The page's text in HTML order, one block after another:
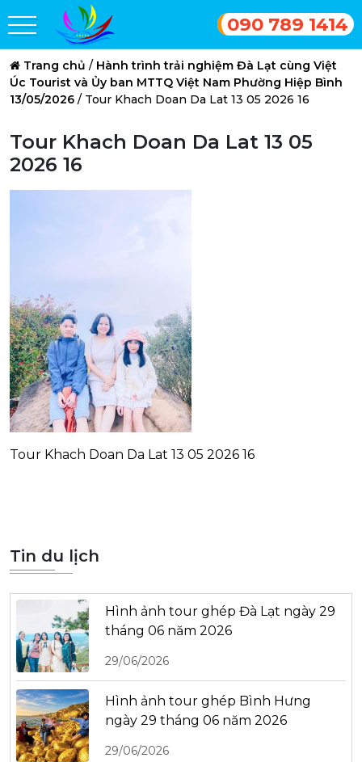
090 789 1414
Trang chủ / Hành trình trải nghiệm Đà Lạt cùng Việt
Úc Tourist và Ủy ban MTTQ Việt Nam Phường Hiệp Bình
13/05/2026 / Tour Khach Doan Da Lat 13 05 2026 16
Tour Khach Doan Da Lat 13 05
2026 16
Tour Khach Doan Da Lat 13 05 2026 16
Tin du lịch
Hình ảnh tour ghép Đà Lạt ngày 29
tháng 06 năm 2026
29/06/2026
Hình ảnh tour ghép Bình Hưng
ngày 29 tháng 06 năm 2026
29/06/2026